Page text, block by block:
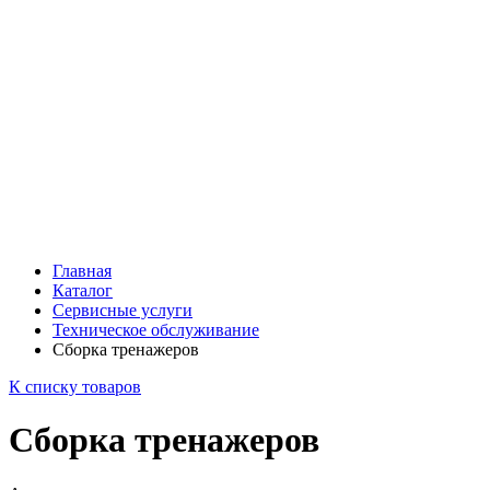
Главная
Каталог
Сервисные услуги
Техническое обслуживание
Сборка тренажеров
К списку товаров
Сборка тренажеров